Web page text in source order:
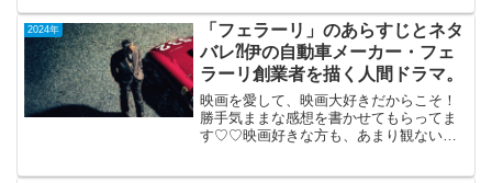
ニメ「アナ雪」の劇場版ミュージカルを
鑑賞。アレン...
2024年
「フェラーリ」のあらすじとネタ
バレ⁈伊の自動車メーカー・フェ
ラーリ創業者を描く人間ドラマ。
映画を愛して、映画大好きだからこそ！
勝手気ままな感想を書かせてもらってま
す♡♡映画好きな方も、あまり観ない方